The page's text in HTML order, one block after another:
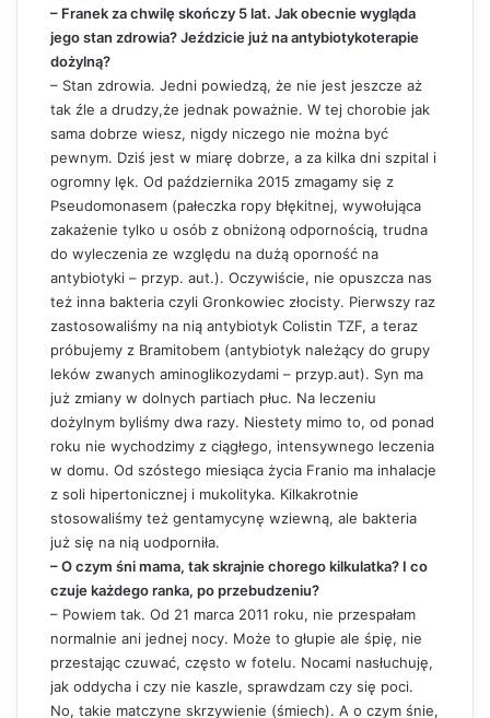
– Franek za chwilę skończy 5 lat. Jak obecnie wygląda
jego stan zdrowia? Jeździcie już na antybiotykoterapie
dożylną?
– Stan zdrowia. Jedni powiedzą, że nie jest jeszcze aż
tak źle a drudzy,że jednak poważnie. W tej chorobie jak
sama dobrze wiesz, nigdy niczego nie można być
pewnym. Dziś jest w miarę dobrze, a za kilka dni szpital i
ogromny lęk. Od października 2015 zmagamy się z
Pseudomonasem (pałeczka ropy błękitnej, wywołująca
zakażenie tylko u osób z obniżoną odpornością, trudna
do wyleczenia ze względu na dużą oporność na
antybiotyki – przyp. aut.). Oczywiście, nie opuszcza nas
też inna bakteria czyli Gronkowiec złocisty. Pierwszy raz
zastosowaliśmy na nią antybiotyk Colistin TZF, a teraz
próbujemy z Bramitobem (antybiotyk należący do grupy
leków zwanych aminoglikozydami – przyp.aut). Syn ma
już zmiany w dolnych partiach płuc. Na leczeniu
dożylnym byliśmy dwa razy. Niestety mimo to, od ponad
roku nie wychodzimy z ciągłego, intensywnego leczenia
w domu. Od szóstego miesiąca życia Franio ma inhalacje
z soli hipertonicznej i mukolityka. Kilkakrotnie
stosowaliśmy też gentamycynę wziewną, ale bakteria
już się na nią uodporniła.
– O czym śni mama, tak skrajnie chorego kilkulatka? I co
czuje każdego ranka, po przebudzeniu?
– Powiem tak. Od 21 marca 2011 roku, nie przespałam
normalnie ani jednej nocy. Może to głupie ale śpię, nie
przestając czuwać, często w fotelu. Nocami nasłuchuję,
jak oddycha i czy nie kaszle, sprawdzam czy się poci.
No, takie matczyne skrzywienie (śmiech). A o czym śnie,